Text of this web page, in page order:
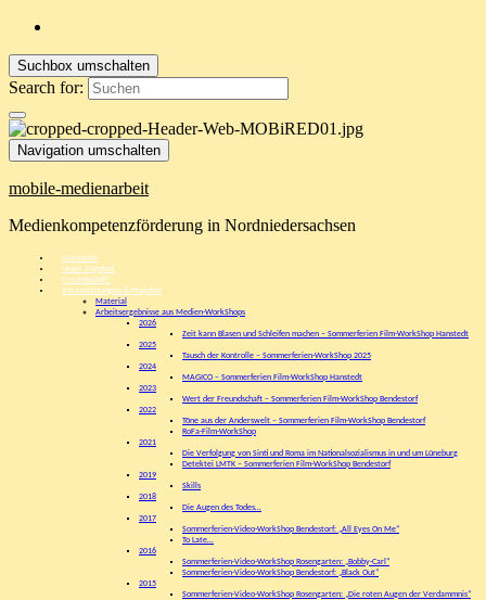
Suchbox umschalten
Search for:
Navigation umschalten
mobile-medienarbeit
Medienkompetenzförderung in Nordniedersachsen
Startseite
Unser Angebot
Freundschaft!
Veranstaltungen & Projekte
Material
Arbeitsergebnisse aus Medien-WorkShops
2026
Zeit kann Blasen und Schleifen machen – Sommerferien Film-WorkShop Hanstedt
2025
Tausch der Kontrolle – Sommerferien-WorkShop 2025
2024
MAGICO – Sommerferien Film-WorkShop Hanstedt
2023
Wert der Freundschaft – Sommerferien Film-WorkShop Bendestorf
2022
Töne aus der Anderswelt – Sommerferien Film-WorkShop Bendestorf
RoFa-Film-WorkShop
2021
Die Verfolgung von Sinti und Roma im Nationalsozialismus in und um Lüneburg
Detektei LMTK – Sommerferien Film-WorkShop Bendestorf
2019
Skills
2018
Die Augen des Todes…
2017
Sommerferien-Video-WorkShop Bendestorf: „All Eyes On Me“
To Late…
2016
Sommerferien-Video-WorkShop Rosengarten: „Bobby-Carl“
Sommerferien-Video-WorkShop Bendestorf: „Black Out“
2015
Sommerferien-Video-WorkShop Rosengarten: „Die roten Augen der Verdammnis“